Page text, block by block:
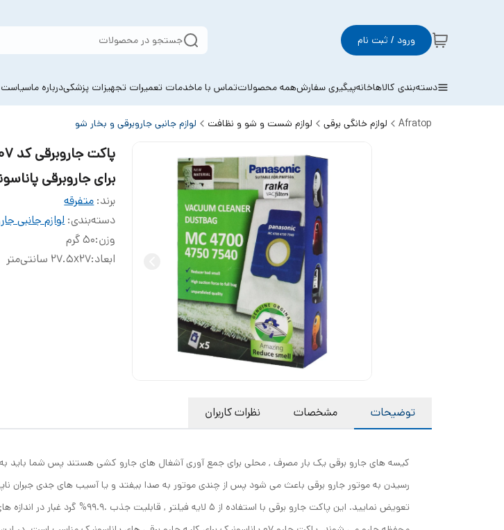
ورود / ثبت نام جستجو در محصولات
دسته‌بندی کالاهاخانهپیگیری سفارشهمه محصولاتتماس با ماخدمات تعمیرات تجهیزات پزشکیدرباره ما
Afratop لوازم خانگی برقی لوازم شست و شو و نظافت لوازم جانبی جاروبرقی و بخار شو
برای جاروبرقی
برند: متفرقه
دسته‌بندی:لوازم جانبی
وزن:50 گرم
ابعاد:27.5x27 سانتی‌متر
توضیحات مشخصات نظرات کاربران
کیسه های جارو برقی یک بار مصرف , محلی برای جمع آوری آشغال های جارو کشی هستند پس شما باید به
رسیدن به موتور جارو برقی باعث می شود پس از چندی موتور به صدا بیفتد و یا آسیب های جدی جبران